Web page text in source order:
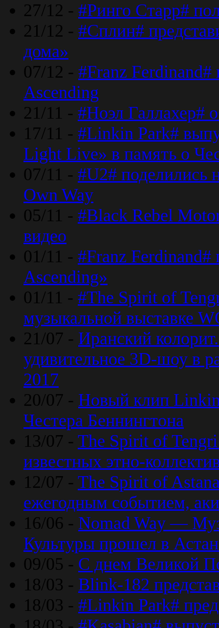
27/12 - #Ринго Старр#
21/12 - #Сплин#
дома»
07/12 - #Franz
Ascending
21/11 - #Ноэл Галлахер#
17/11 - #Linkin Park#
Light Live» в память о
07/11 - #U2#
Own Way
05/11 - #Black Rebel
видео
01/11 - #Franz Ferdinand#
Ascending»
01/11 - #The Spirit of
музыкальной выставке
21/07 - Иранский
удивительное 3D-шоу в
2017
20/07 - Новый клип Linkin
Честера Беннингтона
13/07 - The Spirit of Tengri
известных этно-
12/07 - The Spirit of
ежегодным событием,
16/06 - Nomad Way —
Культуры прошел в
09/05 - С днем Великой
18/03 - Blink-182
18/03 - #Linkin Park#